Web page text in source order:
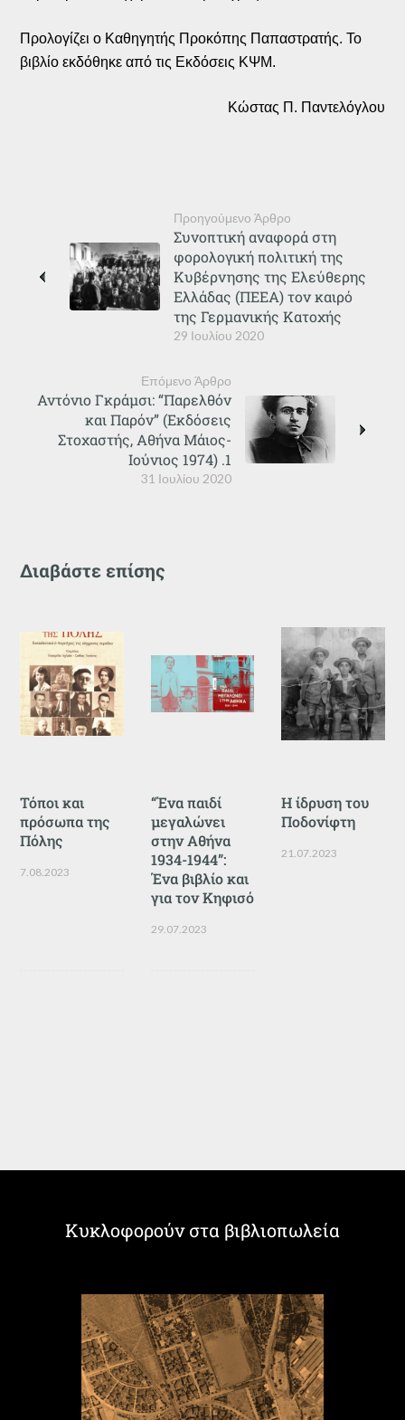
Προλογίζει ο Καθηγητής Προκόπης Παπαστρατής. Το
βιβλίο εκδόθηκε από τις Εκδόσεις ΚΨΜ.
Κώστας Π. Παντελόγλου
Προηγούμενο Άρθρο
29 Ιουλίου 2020
Συνοπτική αναφορά στη
φορολογική πολιτική της
Κυβέρνησης της Ελεύθερης
Ελλάδας (ΠΕΕΑ) τον καιρό
της Γερμανικής Κατοχής
Επόμενο Άρθρο
31 Ιουλίου 2020
Αντόνιο Γκράμσι: “Παρελθόν
και Παρόν” (Εκδόσεις
Στοχαστής, Αθήνα Μάιος-
Ιούνιος 1974) .1
Διαβάστε επίσης
Τόποι και
πρόσωπα της
Πόλης
7.08.2023
“Ένα παιδί
μεγαλώνει
στην Αθήνα
1934-1944”:
Ένα βιβλίο και
για τον Κηφισό
29.07.2023
Η ίδρυση του
Ποδονίφτη
21.07.2023
Κυκλοφορούν στα βιβλιοπωλεία